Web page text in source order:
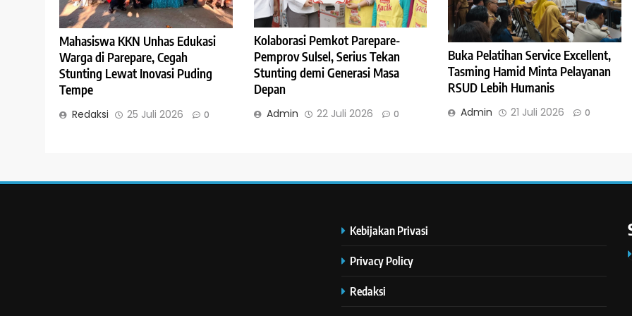
Mahasiswa KKN Unhas Edukasi
Warga di Parepare, Cegah
Stunting Lewat Inovasi Puding
Tempe
Redaksi 25 Juli 2026 0
Kolaborasi Pemkot Parepare-
Pemprov Sulsel, Serius Tekan
Stunting demi Generasi Masa
Depan
Admin 22 Juli 2026 0
Buka Pelatihan Service Excellent,
Tasming Hamid Minta Pelayanan
RSUD Lebih Humanis
Admin 21 Juli 2026 0
Kebijakan Privasi
Privacy Policy
Redaksi